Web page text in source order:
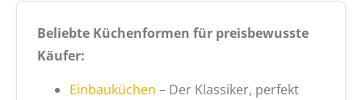
Beliebte Küchenformen für preisbewusste
Käufer:
Einbauküchen – Der Klassiker, perfekt